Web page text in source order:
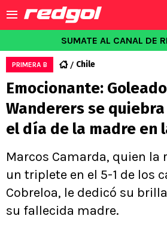
SUMATE AL CANAL DE
PRIMERA B Chile
Emocionante:
Wanderers se
el día de la madre en
Marcos Camarda, quien la
un triplete en el 5-1 de los
Cobreloa, le dedicó su
su fallecida madre.